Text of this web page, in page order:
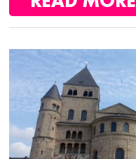
RECORRIDO
POR
EL
RIN
Y
MOSELA